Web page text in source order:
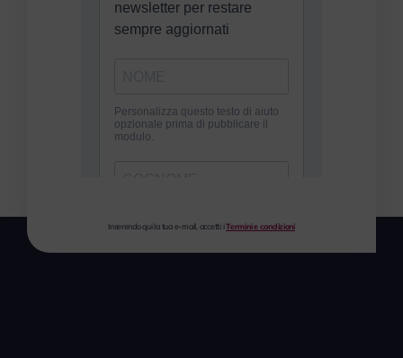
Inserendo qui la tua e-mail, accetti iTermini e condizioni